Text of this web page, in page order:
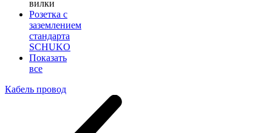
вилки
Розетка с
заземлением
стандарта
SCHUKO
Показать
все
Кабель провод